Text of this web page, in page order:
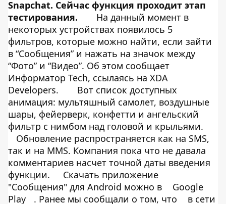
Snapchat. Сейчас функция проходит этап
тестирования.
На данный момент в
некоторых устройствах появилось 5
фильтров, которые можно найти, если зайти
в “Сообщения” и нажать на значок между
“Фото” и “Видео”. Об этом сообщает
Информатор Tech, ссылаясь на XDA
Developers.
Вот список доступных
анимация: мультяшный самолет, воздушные
шары, фейерверк, конфетти и ангельский
фильтр с нимбом над головой и крыльями.
Обновление распространяется как на SMS,
так и на MMS. Компания пока что не давала
комментариев насчет точной даты введения
функции.
Скачать приложение
"Сообщения" для Android можно в
Google
Play
. Ранее мы сообщали о том, что
в сети